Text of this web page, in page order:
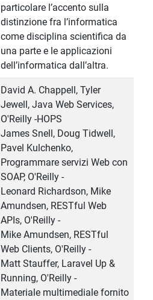
particolare l’accento sulla
distinzione fra l’informatica
come disciplina scientifica da
una parte e le applicazioni
dell’informatica dall’altra.
David A. Chappell, Tyler
Jewell, Java Web Services,
O'Reilly -HOPS
James Snell, Doug Tidwell,
Pavel Kulchenko,
Programmare servizi Web con
SOAP, O'Reilly -
Leonard Richardson, Mike
Amundsen, RESTful Web
APIs, O'Reilly -
Mike Amundsen, RESTful
Web Clients, O'Reilly -
Matt Stauffer, Laravel Up &
Running, O'Reilly -
Materiale multimediale fornito